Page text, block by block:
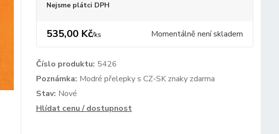
Nejsme plátci DPH
535,00 Kč/ks Momentálně není skladem
Číslo produktu: 5426
Poznámka: Modré přelepky s CZ-SK znaky zdarma
Stav: Nové
Hlídat cenu / dostupnost